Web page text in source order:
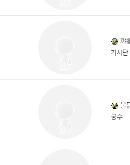
꺄
기사단
불
궁수